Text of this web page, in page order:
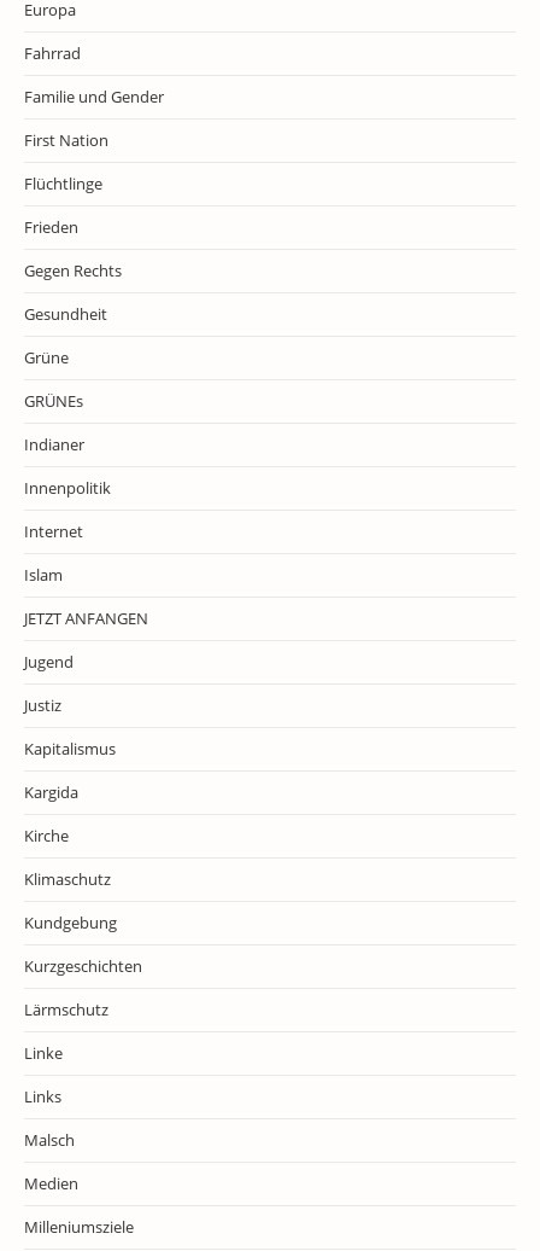
Europa
Fahrrad
Familie und Gender
First Nation
Flüchtlinge
Frieden
Gegen Rechts
Gesundheit
Grüne
GRÜNEs
Indianer
Innenpolitik
Internet
Islam
JETZT ANFANGEN
Jugend
Justiz
Kapitalismus
Kargida
Kirche
Klimaschutz
Kundgebung
Kurzgeschichten
Lärmschutz
Linke
Links
Malsch
Medien
Milleniumsziele